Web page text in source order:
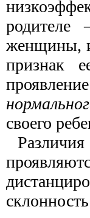
родителе
женщины,
признак
своего